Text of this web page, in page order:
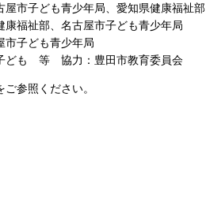
市子ども青少年局、愛知県健康福祉部
福祉部、名古屋市子ども青少年局
子ども青少年局
ども 等 協力：豊田市教育委員会
ご参照ください。